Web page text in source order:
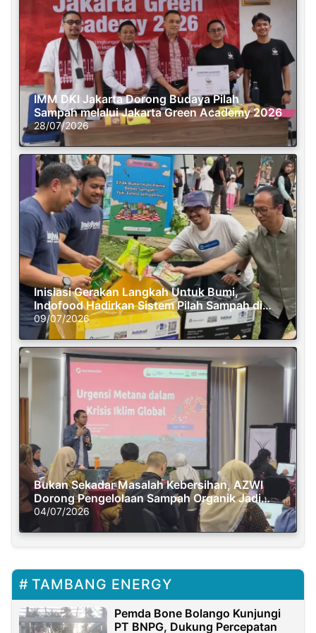
IMM DKI Jakarta Dorong Budaya Pilah
Sampah melalui Jakarta Green Academy 2026
28/07/2026
Inisiasi Gerakan Langkah Untuk Bumi,
Indofood Hadirkan Sistem Pilah Sampah di
Semasa Piknik
09/07/2026
Bukan Sekadar Masalah Kebersihan, AZWI
Dorong Pengelolaan Sampah Organik Jadi
Solusi Krisis Iklim
04/07/2026
TAMBANG ENERGY
Pemda Bone Bolango Kunjungi
PT BNPG, Dukung Percepatan